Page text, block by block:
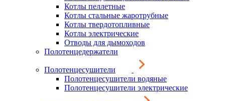
Котлы пеллетные
Котлы стальные жаротрубные
Котлы твердотопливные
Котлы электрические
Отводы для дымоходов
Полотенцедержатели
Полотенцесушители
Полотенцесушители водяные
Полотенцесушители электрические